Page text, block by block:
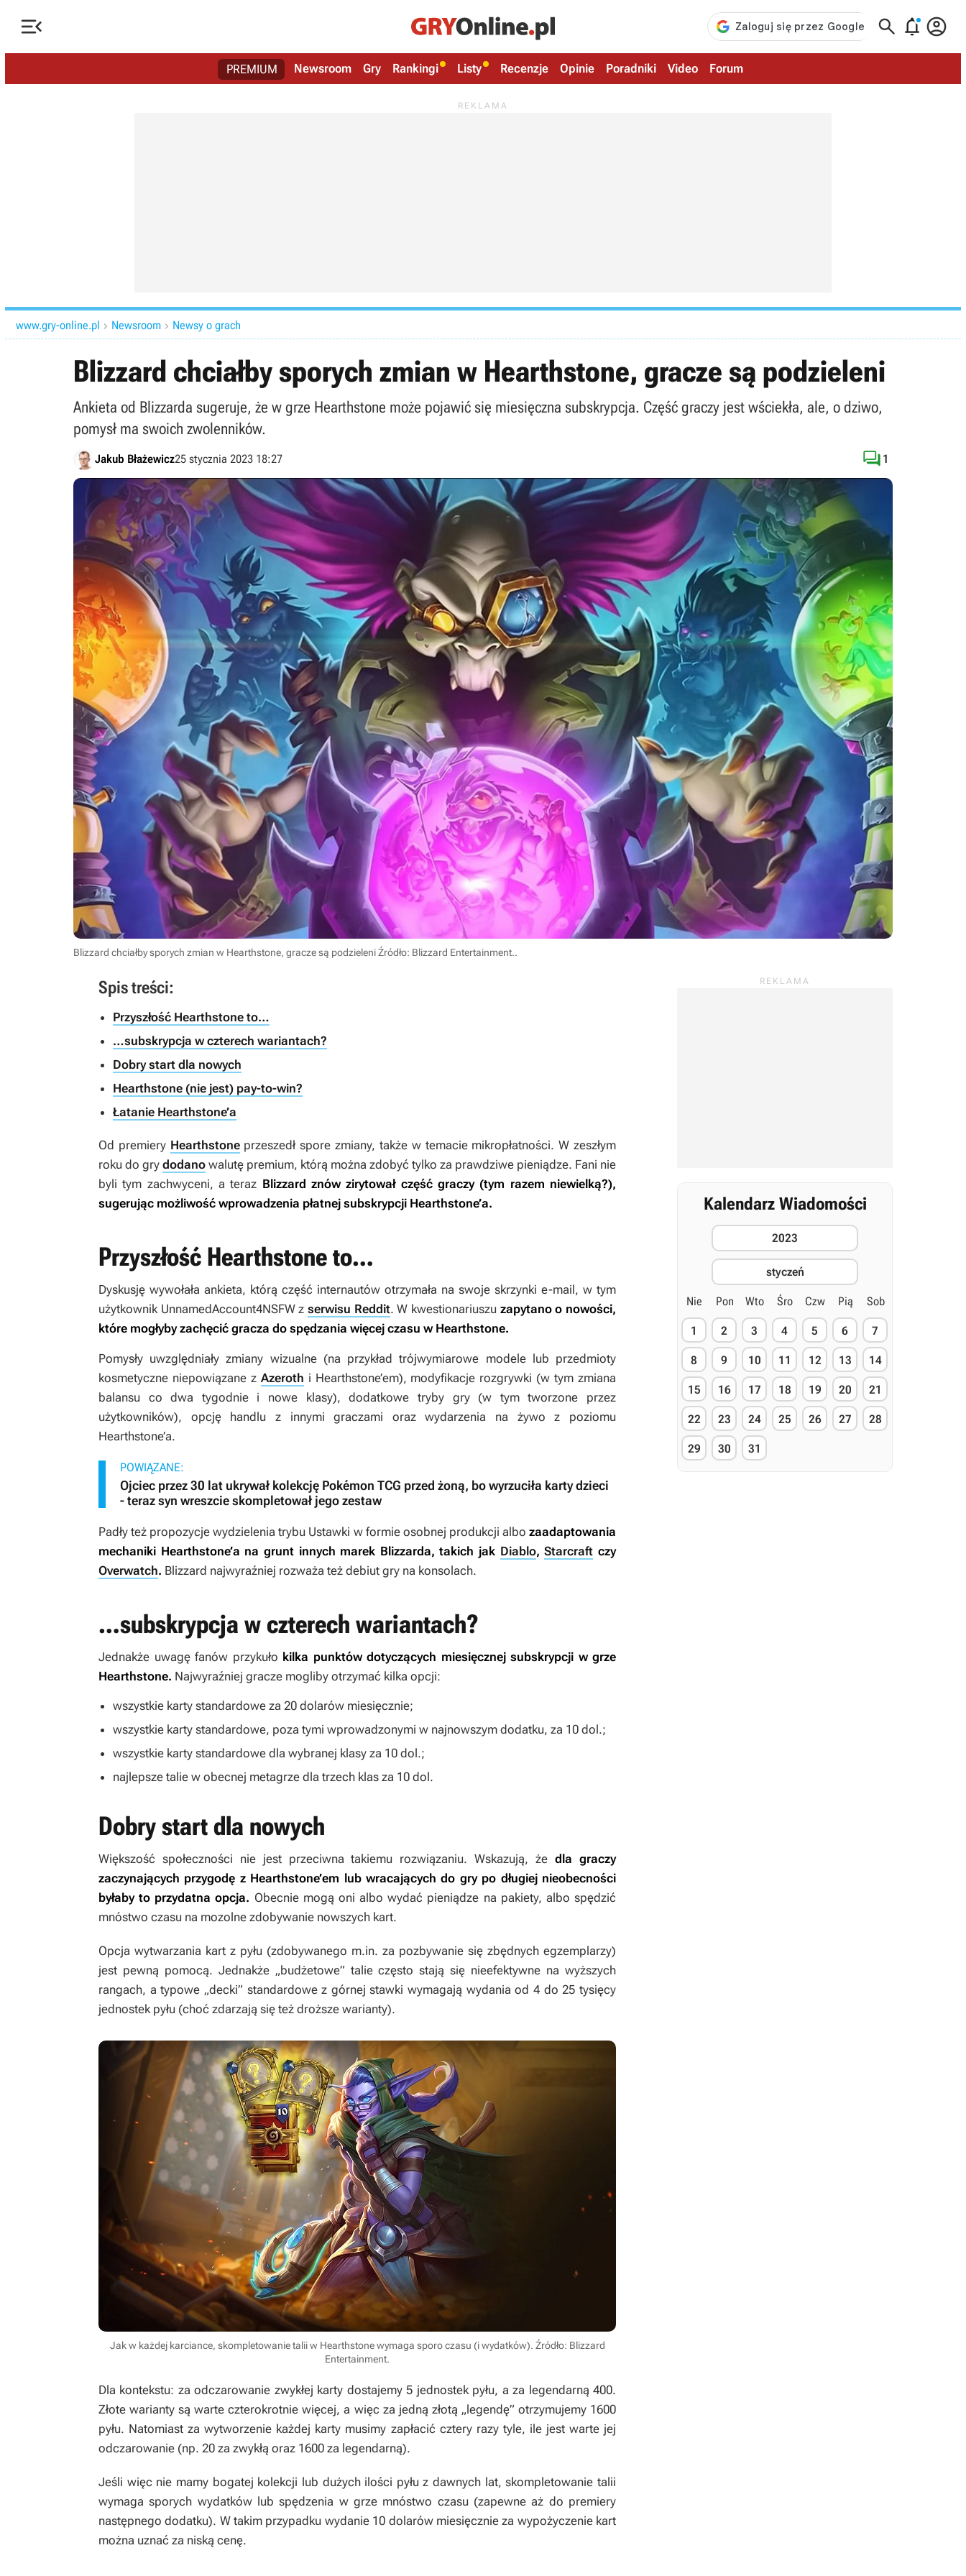
   
PREMIUM Newsroom Gry Rankingi Listy Recenzje Opinie Poradniki Video Forum
www.gry-online.pl  Newsroom  Newsy o grach
Blizzard chciałby sporych zmian w Hearthstone, gracze są podzieleni
Ankieta od Blizzarda sugeruje, że w grze Hearthstone może pojawić się miesięczna subskrypcja. Część graczy jest wściekła, ale, o dziwo,
pomysł ma swoich zwolenników.
Jakub Błażewicz25 stycznia 2023 18:27  1
Blizzard chciałby sporych zmian w Hearthstone, gracze są podzieleniŹródło: Blizzard Entertainment..
Spis treści:
Przyszłość Hearthstone to…
…subskrypcja w czterech wariantach?
Dobry start dla nowych
Hearthstone (nie jest) pay-to-win?
Łatanie Hearthstone’a
Od premiery Hearthstoneprzeszedł spore zmiany, także w temacie mikropłatności. W zeszłym
roku do gry dodano walutę premium, którą można zdobyć tylko za prawdziwe pieniądze. Fani nie
byli tym zachwyceni, a teraz Blizzard znów zirytował część graczy (tym razem niewielką?),
sugerując możliwość wprowadzenia płatnej subskrypcji Hearthstone’a.
Przyszłość Hearthstone to…
Dyskusję wywołała ankieta, którą część internautów otrzymała na swoje skrzynki e-mail, w tym
użytkownik UnnamedAccount4NSFW z serwisu Reddit. W kwestionariuszu zapytano o nowości,
które mogłyby zachęcić gracza do spędzania więcej czasu w Hearthstone.
Pomysły uwzględniały zmiany wizualne (na przykład trójwymiarowe modele lub przedmioty
kosmetyczne niepowiązane z Azeroth i Hearthstone’em), modyfikacje rozgrywki (w tym zmiana
balansu co dwa tygodnie i nowe klasy), dodatkowe tryby gry (w tym tworzone przez
użytkowników), opcję handlu z innymi graczami oraz wydarzenia na żywo z poziomu
Hearthstone’a.
POWIĄZANE:
Ojciec przez 30 lat ukrywał kolekcję Pokémon TCG przed żoną, bo wyrzuciła karty dzieci
- teraz syn wreszcie skompletował jego zestaw
Padły też propozycje wydzielenia trybu Ustawki w formie osobnej produkcji albo zaadaptowania
mechaniki Hearthstone’a na grunt innych marek Blizzarda, takich jak Diablo,Starcraft czy
Overwatch. Blizzard najwyraźniej rozważa też debiut gry na konsolach.
…subskrypcja w czterech wariantach?
Jednakże uwagę fanów przykuło kilka punktów dotyczących miesięcznej subskrypcji w grze
Hearthstone. Najwyraźniej gracze mogliby otrzymać kilka opcji:
wszystkie karty standardowe za 20 dolarów miesięcznie;
wszystkie karty standardowe, poza tymi wprowadzonymi w najnowszym dodatku, za 10 dol.;
wszystkie karty standardowe dla wybranej klasy za 10 dol.;
najlepsze talie w obecnej metagrze dla trzech klas za 10 dol.
Dobry start dla nowych
Większość społeczności nie jest przeciwna takiemu rozwiązaniu. Wskazują, żedla graczy
zaczynających przygodę z Hearthstone’em lub wracających do gry po długiej nieobecności
byłaby to przydatna opcja. Obecnie mogą oni albo wydać pieniądze na pakiety, albo spędzić
mnóstwo czasu na mozolne zdobywanie nowszych kart.
Opcja wytwarzania kart z pyłu (zdobywanego m.in. za pozbywanie się zbędnych egzemplarzy)
jest pewną pomocą. Jednakże „budżetowe” talie często stają się nieefektywne na wyższych
rangach, a typowe „decki” standardowe z górnej stawki wymagają wydania od 4 do 25 tysięcy
jednostek pyłu (choć zdarzają się też droższe warianty).
Jak w każdej karciance, skompletowanie talii w Hearthstone wymaga sporo czasu (i wydatków). Źródło: Blizzard
Entertainment.
Dla kontekstu: za odczarowanie zwykłej karty dostajemy 5 jednostek pyłu, a za legendarną 400.
Złote warianty są warte czterokrotnie więcej, a więc za jedną złotą „legendę” otrzymujemy 1600
pyłu. Natomiast za wytworzenie każdej karty musimy zapłacić cztery razy tyle, ile jest warte jej
odczarowanie (np. 20 za zwykłą oraz 1600 za legendarną).
Jeśli więc nie mamy bogatej kolekcji lub dużych ilości pyłu z dawnych lat, skompletowanie talii
wymaga sporych wydatków lub spędzenia w grze mnóstwo czasu (zapewne aż do premiery
następnego dodatku). W takim przypadku wydanie 10 dolarów miesięcznie za wypożyczenie kart
można uznać za niską cenę.
Kalendarz Wiadomości
2023
styczeń
Nie Pon Wto Śro Czw Pią Sob
1 2 3 4 5 6 7
8 9 10 11 12 13 14
15 16 17 18 19 20 21
22 23 24 25 26 27 28
29 30 31